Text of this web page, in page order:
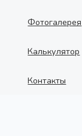
Фотогалерея
Калькулятор
Контакты